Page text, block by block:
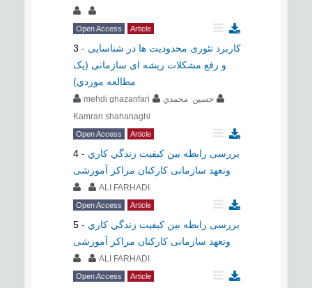
Open Access Article
3 - کاربرد تئوری محدودیت ها در شناسایی
و رفع مشکلات ریشه ای سازمانی (يک
مطالعه موردي)
mehdi ghazanfari
حسين محمدي
Kamran shahanaghi
Open Access Article
4 - بررسی رابطه بين كيفيت زندگي كاري
وتعهد سازمانی کارکنان مراکز آموزشی
ALI FARHADI
Open Access Article
5 - بررسی رابطه بين كيفيت زندگي كاري
وتعهد سازمانی کارکنان مراکز آموزشی
ALI FARHADI
Open Access Article